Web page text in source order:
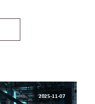
2025-11-07